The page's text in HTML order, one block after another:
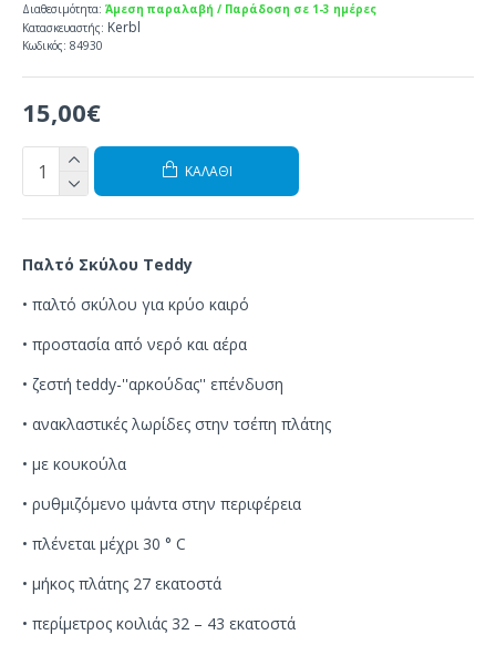
15,00€
Διαθεσιμότητα: Άμεση παραλαβή / Παράδοση σε 1-3 ημέρες
Κατασκευαστής: Kerbl
Κωδικός: 84930
ΚΑΛΆΘΙ
Παλτό Σκύλου Teddy
• παλτό σκύλου για κρύο καιρό
• προστασία από νερό και αέρα
• ζεστή teddy-''αρκούδας'' επένδυση
• ανακλαστικές λωρίδες στην τσέπη πλάτης
• με κουκούλα
• ρυθμιζόμενο ιμάντα στην περιφέρεια
• πλένεται μέχρι 30 ° C
• μήκος πλάτης 27 εκατοστά
• περίμετρος κοιλιάς 32 – 43 εκατοστά